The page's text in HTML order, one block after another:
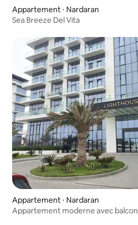
Appartement ⋅ Nardaran
Sea Breeze Del Vita
Appartement ⋅ Nardaran
Appartement moderne avec